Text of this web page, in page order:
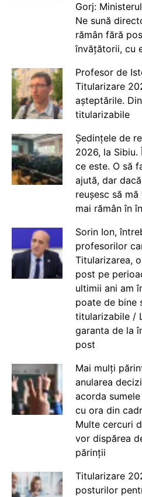
Gorj:
Ne sună
rămân fără
învățătorii, cu
Profesor de
Titularizare
așteptările.
titularizabile
Ședințele de
2026, la Sibiu.
ce este. O să
ajută, dar
reușesc să
mai rămân în
Sorin Ion,
profesorilor
Titularizarea,
post pe
ultimii ani am
poate de bine
titularizabile /
garanta de la
post
Mai mulți
anularea
acorda
cu ora din
Multe cercuri
vor dispărea
părinții
Titularizare
posturilor